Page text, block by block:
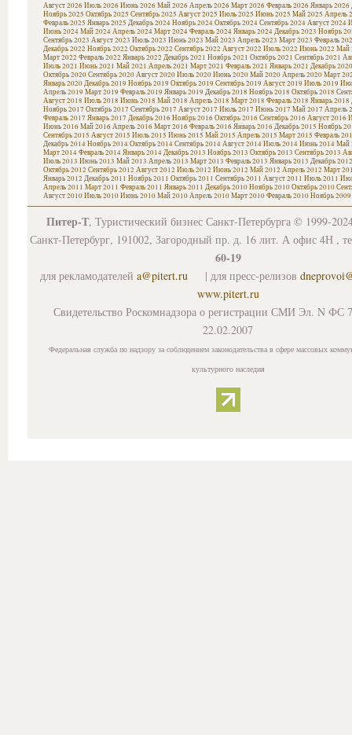
Август 2026 Июль 2026 Июнь 2026 Май 2026 Апрель 2026 Март 2026 Февраль 2026 Январь 2026
Ноябрь 2025 Октябрь 2025 Сентябрь 2025 Август 2025 Июль 2025 Июнь 2025 Май 2025 Апрель
Февраль 2025 Январь 2025 Декабрь 2024Ноябрь 2024Октябрь 2024Сентябрь 2024Август 2024
Июнь 2024Май 2024Апрель 2024Март 2024Февраль 2024Январь 2024Декабрь 2023 Ноябрь
Сентябрь 2023 Август 2023 Июль 2023 Июнь 2023 Май 2023 Апрель 2023 Март 2023 Февраль
Декабрь 2022 Ноябрь 2022 Октябрь 2022 Сентябрь 2022 Август 2022 Июль 2022 Июнь 2022 Май
Март 2022 Февраль 2022 Январь 2022 Декабрь 2021 Ноябрь 2021 Октябрь 2021 Сентябрь 2021
Июль 2021 Июнь 2021 Май 2021 Апрель 2021 Март 2021 Февраль 2021 Январь 2021 Декабрь 2020
Октябрь 2020Сентябрь 2020Август 2020Июль 2020Июнь 2020Май 2020Апрель 2020Март
Январь 2020Декабрь 2019 Ноябрь 2019 Октябрь 2019 Сентябрь 2019 Август 2019 Июль 2019
Апрель 2019 Март 2019 Февраль 2019 Январь 2019 Декабрь 2018 Ноябрь 2018 Октябрь 2018
Август 2018 Июль 2018 Июнь 2018 Май 2018 Апрель 2018 Март 2018 Февраль 2018 Январь 2018
Ноябрь 2017 Октябрь 2017 Сентябрь 2017 Август 2017 Июль 2017 Июнь 2017 Май 2017 Апрель
Февраль 2017 Январь 2017 Декабрь 2016 Ноябрь 2016 Октябрь 2016 Сентябрь 2016 Август 2016
Июнь 2016 Май 2016 Апрель 2016 Март 2016 Февраль 2016 Январь 2016 Декабрь 2015 Ноябрь
Сентябрь 2015 Август 2015 Июль 2015 Июнь 2015 Май 2015 Апрель 2015 Март 2015 Февраль
Декабрь 2014Ноябрь 2014Октябрь 2014Сентябрь 2014Август 2014Июль 2014Июнь 2014Май
Март 2014Февраль 2014Январь 2014Декабрь 2013 Ноябрь 2013 Октябрь 2013 Сентябрь 2013
Июль 2013 Июнь 2013 Май 2013 Апрель 2013 Март 2013 Февраль 2013 Январь 2013 Декабрь 2012
Октябрь 2012 Сентябрь 2012 Август 2012 Июль 2012 Июнь 2012 Май 2012 Апрель 2012 Март
Январь 2012 Декабрь 2011 Ноябрь 2011 Октябрь 2011 Сентябрь 2011 Август 2011 Июль 2011
Апрель 2011 Март 2011 Февраль 2011 Январь 2011 Декабрь 2010Ноябрь 2010Октябрь 2010
Август 2010Июль 2010Июнь 2010Май 2010Апрель 2010Март 2010Февраль 2010Ноябрь 2009
Питер-Т, Туристический бизнес Санкт-Петербурга © 1999-
Санкт-Петербург, 191002, Загородный пр. д. 16 лит. А офис 4Н ,
60-19
для рекламодателей a@pitert.ru | для пресс-релизов
www.pitert.ru
Свидетельство Роскомнадзора о регистрации СМИ Эл. N ФС
22.02.2007
Федеральная служба по надзору за соблюдением законодательства в сфере массовых
культурного наследия